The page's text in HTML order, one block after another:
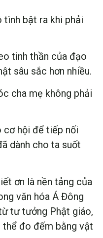
tình bật ra khi phải
tinh thần của đạo
sâu sắc hơn nhiều.
cha mẹ không phải
cơ hội để tiếp nối
dành cho ta suốt
ơn là nền tảng của
văn hóa Á Đông
tư tưởng Phật giáo,
thể đo đếm bằng vật